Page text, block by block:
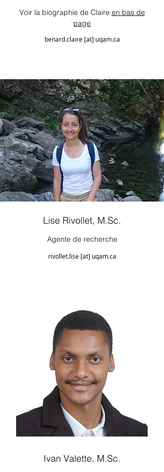
Voir la biographie de Claire en bas de
page
benard.claire [at] uqam.ca
Lise Rivollet, M.Sc.
Agente de recherche
rivollet.lise [at] uqam.ca
Ivan Valette, M.Sc.